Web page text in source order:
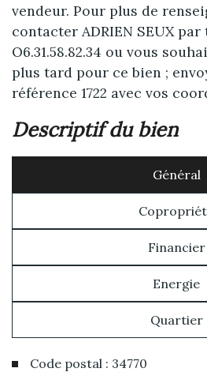
vendeur. Pour plus de
contacter ADRIEN SEUX
O6.31.58.82.34 ou vous
plus tard pour ce bien ;
référence 1722 avec vos
descriptif du bien
Général
Financier
Energie
Quartier
Code postal : 34770